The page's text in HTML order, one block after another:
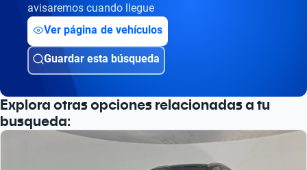
avisaremos cuando llegue
Ver página de vehículos
Guardar esta búsqueda
Explora otras opciones relacionadas a tu
busqueda: